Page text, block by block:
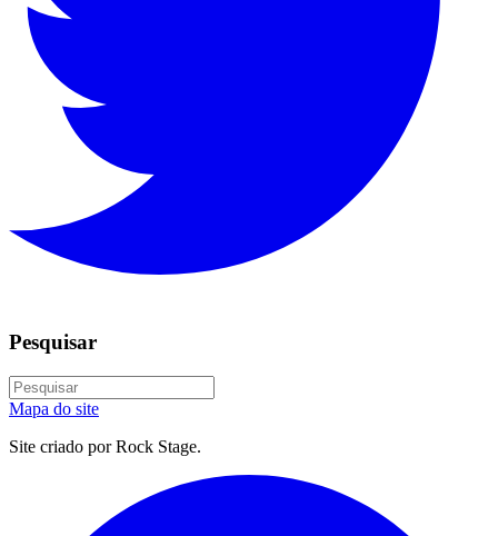
Pesquisar
Mapa do site
Site criado por Rock Stage.